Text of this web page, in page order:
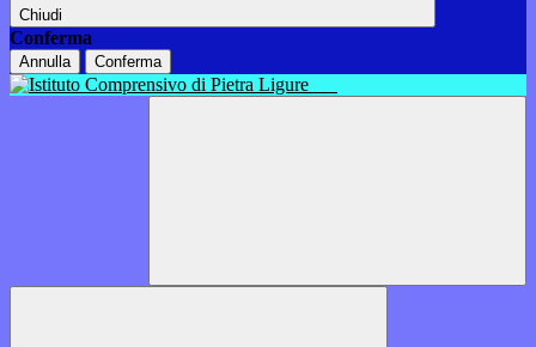
Chiudi
Conferma
Annulla Conferma